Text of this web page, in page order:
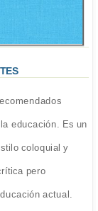
educación. Es un
coloquial y
pero
actual.